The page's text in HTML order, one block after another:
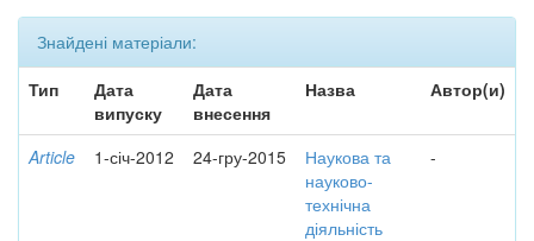
Знайдені матеріали:
Тип
Дата
випуску
Дата
внесення
Назва Автор(и)
Article 1-січ-2012 24-гру-2015
Наукова та
науково-
технічна
діяльність
-